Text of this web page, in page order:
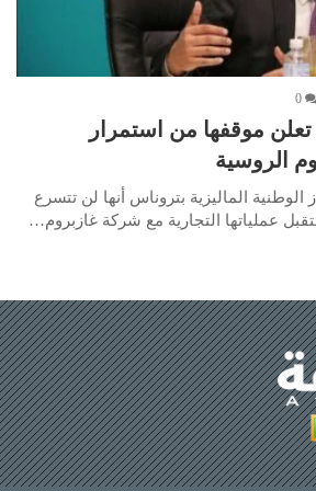
0
تعلن موقفها من استمرار
الروسية
الماليزية بتروناس أنها لن تتسرع
عملياتها التجارية مع شركة غازبروم…